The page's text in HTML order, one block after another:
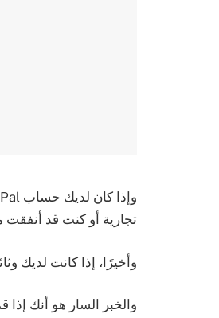
تجارية أو كنت قد أنفقت منه أكثر من 10000
وأخيرًا، إذا كانت لديك
والخبر السار هو أنك إذا